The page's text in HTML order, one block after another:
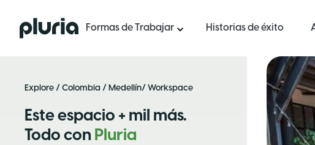
Logo Pluria Formas de Trabajar Historias de éxito
Explore / Colombia / Medellín/ Workspace
Este espacio + mil más.
Todo con Pluria